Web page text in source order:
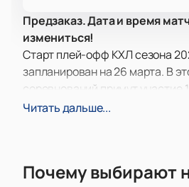
Предзаказ. Дата и время
измениться!
Старт плей-офф КХЛ сезона
запланирован на 26 марта. В
соревнований примут участие
команд — по 8 из Западной и
определён абсолютный
Читать дальше...
Почему выбирают